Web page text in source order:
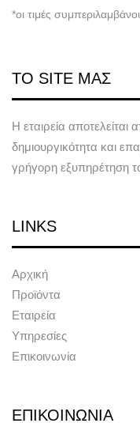
*οι τιμές
ΤΟ SITE ΜΑΣ
Η εταιρεία
δημιουργικότητα και
γρήγορη εξυπηρέτηση
LINKS
Αρχική
Προϊόντα
Εταιρεία
Υπηρεσίες
Επικοινωνία
ΕΠΙΚΟΙΝΩΝΙΑ